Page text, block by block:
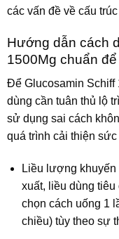
các vấn đề về cấu
Hướng dẫn cách
1500Mg chuẩn
Để Glucosamin Schiff
dùng cần tuân thủ lộ
sử dụng sai cách
quá trình cải thiện sức
Liều lượng
xuất, liều dùng tiêu
chọn cách uống 1
chiều) tùy theo sự